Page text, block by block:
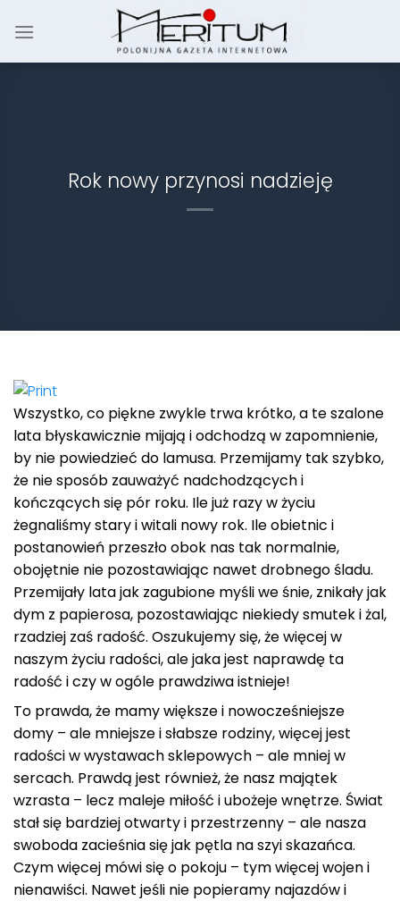
Rok nowy przynosi nadzieję
Wszystko, co piękne zwykle trwa krótko, a te szalone
lata błyskawicznie mijają i odchodzą w zapomnienie,
by nie powiedzieć do lamusa. Przemijamy tak szybko,
że nie sposób zauważyć nadchodzących i
kończących się pór roku. Ile już razy w życiu
żegnaliśmy stary i witali nowy rok. Ile obietnic i
postanowień przeszło obok nas tak normalnie,
obojętnie nie pozostawiając nawet drobnego śladu.
Przemijały lata jak zagubione myśli we śnie, znikały jak
dym z papierosa, pozostawiając niekiedy smutek i żal,
rzadziej zaś radość. Oszukujemy się, że więcej w
naszym życiu radości, ale jaka jest naprawdę ta
radość i czy w ogóle prawdziwa istnieje!
To prawda, że mamy większe i nowocześniejsze
domy – ale mniejsze i słabsze rodziny, więcej jest
radości w wystawach sklepowych – ale mniej w
sercach. Prawdą jest również, że nasz majątek
wzrasta – lecz maleje miłość i ubożeje wnętrze. Świat
stał się bardziej otwarty i przestrzenny – ale nasza
swoboda zacieśnia się jak pętla na szyi skazańca.
Czym więcej mówi się o pokoju – tym więcej wojen i
nienawiści. Nawet jeśli nie popieramy najazdów i